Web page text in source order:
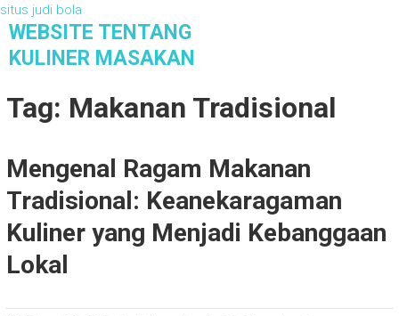
situs judi bola
WEBSITE TENTANG
KULINER MASAKAN
Tag: Makanan Tradisional
Mengenal Ragam Makanan
Tradisional: Keanekaragaman
Kuliner yang Menjadi Kebanggaan
Lokal